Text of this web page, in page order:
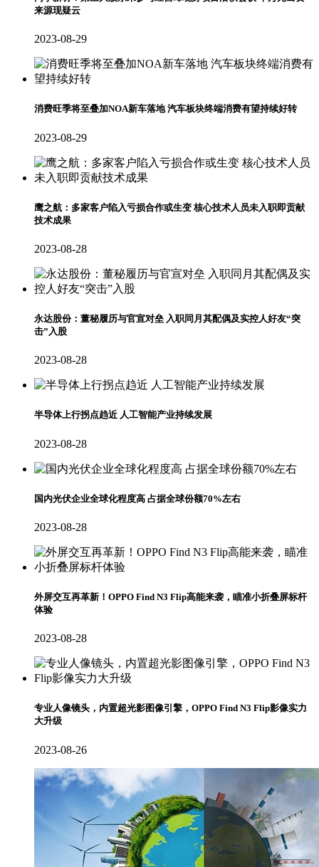
来源现疑云
2023-08-29
消费旺季将至叠加NOA新车落地 汽车板块终端消费有望持续好转
2023-08-29
鹰之航：多家客户陷入亏损合作或生变 核心技术人员未入职即贡献
技术成果
2023-08-28
永达股份：董秘履历与官宣对垒 入职同月其配偶及实控人好友“突
击”入股
2023-08-28
半导体上行拐点趋近 人工智能产业持续发展
2023-08-28
国内光伏企业全球化程度高 占据全球份额70%左右
2023-08-28
外屏交互再革新！OPPO Find N3 Flip高能来袭，瞄准小折叠屏标杆
体验
2023-08-28
专业人像镜头，内置超光影图像引擎，OPPO Find N3 Flip影像实力
大升级
2023-08-26